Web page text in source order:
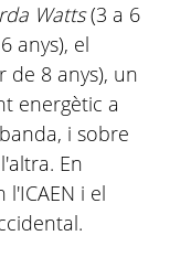
Watts(3 a 6
anys), el
de 8 anys), un
energètic a
i sobre
En
i el